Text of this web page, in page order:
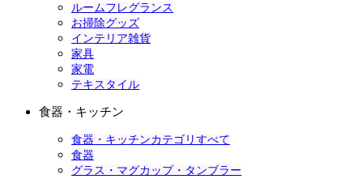
ルームフレグランス
お掃除グッズ
インテリア雑貨
家具
家電
テキスタイル
食器・キッチン
食器・キッチンカテゴリすべて
食器
グラス・マグカップ・タンブラー